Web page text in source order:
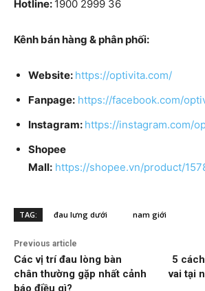
Hotline: 1900 2999 36
Kênh bán hàng & phân phối:
Website: https://optivita.com/
Fanpage: https://facebook.com/
Instagram: https://instagram.com/
Shopee
Mall: https://shopee.vn/product/
TAG: đau lưng dưới nam giới
Previous article
Các vị trí đau lòng bàn
chân thường gặp nhất cảnh
báo điều gì?
5
vai tại